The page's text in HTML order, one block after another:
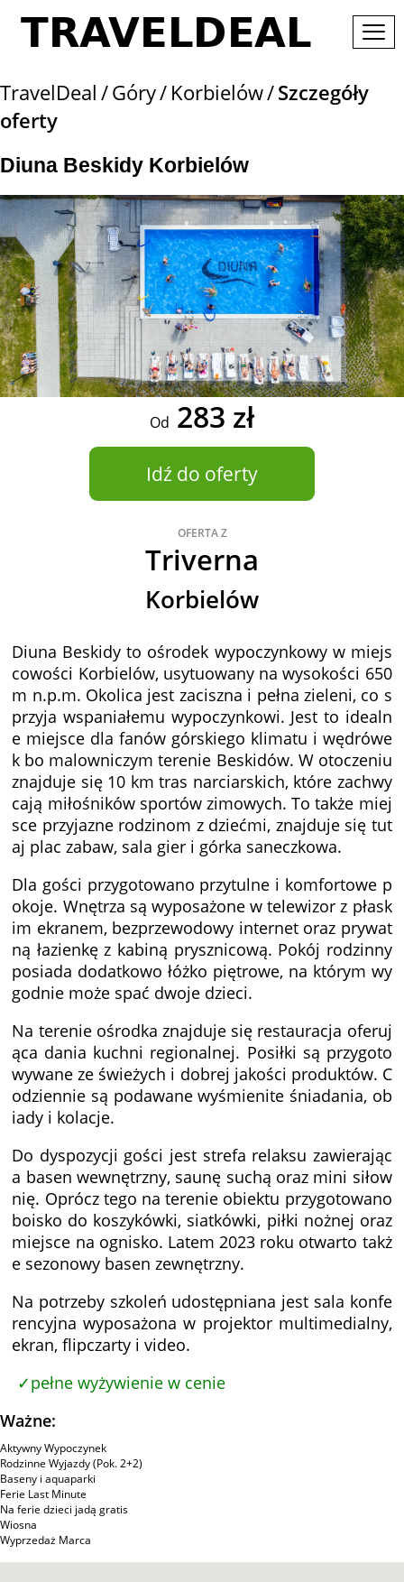
TravelDeal Góry Korbielów Szczegóły
oferty
Diuna Beskidy Korbielów
Od 283 zł
Idź do oferty
OFERTA Z
Triverna
Korbielów
Diuna Beskidy to ośrodek wypoczynkowy w miejs
cowości Korbielów, usytuowany na wysokości 650
m n.p.m. Okolica jest zaciszna i pełna zieleni, co s
przyja wspaniałemu wypoczynkowi. Jest to idealn
e miejsce dla fanów górskiego klimatu i wędrówe
k bo malowniczym terenie Beskidów. W otoczeniu
znajduje się 10 km tras narciarskich, które zachwy
cają miłośników sportów zimowych. To także miej
sce przyjazne rodzinom z dziećmi, znajduje się tut
aj plac zabaw, sala gier i górka saneczkowa.
Dla gości przygotowano przytulne i komfortowe p
okoje. Wnętrza są wyposażone w telewizor z płask
im ekranem, bezprzewodowy internet oraz prywat
ną łazienkę z kabiną prysznicową. Pokój rodzinny
posiada dodatkowo łóżko piętrowe, na którym wy
godnie może spać dwoje dzieci.
Na terenie ośrodka znajduje się restauracja oferuj
ąca dania kuchni regionalnej. Posiłki są przygoto
wywane ze świeżych i dobrej jakości produktów. C
odziennie są podawane wyśmienite śniadania, ob
iady i kolacje.
Do dyspozycji gości jest strefa relaksu zawierając
a basen wewnętrzny, saunę suchą oraz mini siłow
nię. Oprócz tego na terenie obiektu przygotowano
boisko do koszykówki, siatkówki, piłki nożnej oraz
miejsce na ognisko. Latem 2023 roku otwarto takż
e sezonowy basen zewnętrzny.
Na potrzeby szkoleń udostępniana jest sala konfe
rencyjna wyposażona w projektor multimedialny,
ekran, flipczarty i video.
pełne wyżywienie w cenie
Ważne:
Aktywny Wypoczynek
Rodzinne Wyjazdy (Pok. 2+2)
Baseny i aquaparki
Ferie Last Minute
Na ferie dzieci jadą gratis
Wiosna
Wyprzedaż Marca